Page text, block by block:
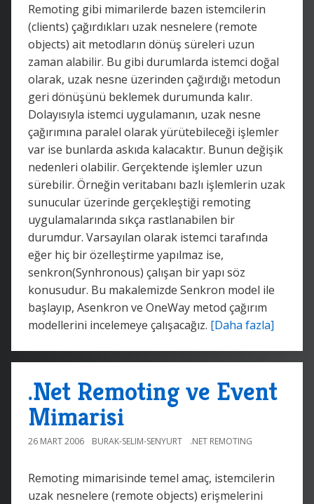
Remoting gibi mimarilerde bazen istemcilerin
(clients) çağırdıkları uzak nesnelere (remote
objects) ait metodların dönüş süreleri uzun
zaman alabilir. Bu gibi durumlarda istemci doğal
olarak, uzak nesne üzerinden çağırdığı metodun
geri dönüşünü beklemek durumunda kalır.
Dolayısıyla istemci uygulamanın, uzak nesne
çağırımına paralel olarak yürütebileceği işlemler
var ise bunlarda askıda kalacaktır. Bunun değişik
nedenleri olabilir. Gerçektende işlemler uzun
sürebilir. Örneğin veritabanı bazlı işlemlerin uzak
sunucular üzerinde gerçekleştiği remoting
uygulamalarında sıkça rastlanabilen bir
durumdur. Varsayılan olarak istemci tarafında
eğer hiç bir özelleştirme yapılmaz ise,
senkron(Synhronous) çalışan bir yapı söz
konusudur. Bu makalemizde Senkron model ile
başlayıp, Asenkron ve OneWay metod çağırım
modellerini incelemeye çalışacağız. [Daha fazla]
.Net Remoting ve Event
Mimarisi
26 MART 2006 BURAK-SELIM-SENYURT .NET REMOTING
Remoting mimarisinde temel amaç, istemcilerin
uzak nesnelere (remote objects) erişmelerini